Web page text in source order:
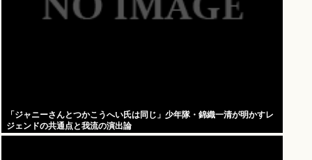
「ジャニーさんとつかこうへい氏は同じ」少年隊・錦織一清が明かすレ
ジェンドの共通点と我流の演出論